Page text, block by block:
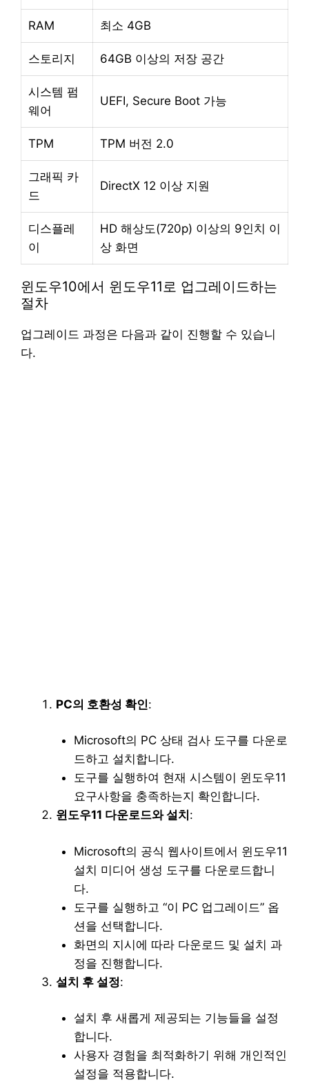
RAM 최소 4GB
스토리지 64GB 이상의 저장 공간
시스템 펌
웨어
UEFI, Secure Boot 가능
TPM TPM 버전 2.0
그래픽 카
드
DirectX 12 이상 지원
디스플레
이
HD 해상도(720p) 이상의 9인치 이
상 화면
윈도우10에서 윈도우11로 업그레이드하는
절차
업그레이드 과정은 다음과 같이 진행할 수 있습니
다.
PC의 호환성 확인:
Microsoft의 PC 상태 검사 도구를 다운로
드하고 설치합니다.
도구를 실행하여 현재 시스템이 윈도우11
요구사항을 충족하는지 확인합니다.
윈도우11 다운로드와 설치 :
Microsoft의 공식 웹사이트에서 윈도우11
설치 미디어 생성 도구를 다운로드합니
다.
도구를 실행하고 “이 PC 업그레이드” 옵
션을 선택합니다.
화면의 지시에 따라 다운로드 및 설치 과
정을 진행합니다.
설치 후 설정:
설치 후 새롭게 제공되는 기능들을 설정
합니다.
사용자 경험을 최적화하기 위해 개인적인
설정을 적용합니다.